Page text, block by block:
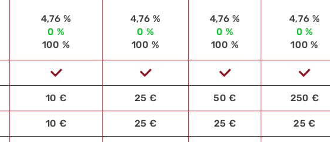
4,76 % 4,76 % 4,76 % 4,76 %
0 % 0 % 0 % 0 %
100 % 100 % 100 % 100 %
10 € 25 € 50 € 250 €
10 € 25 € 25 € 25 €